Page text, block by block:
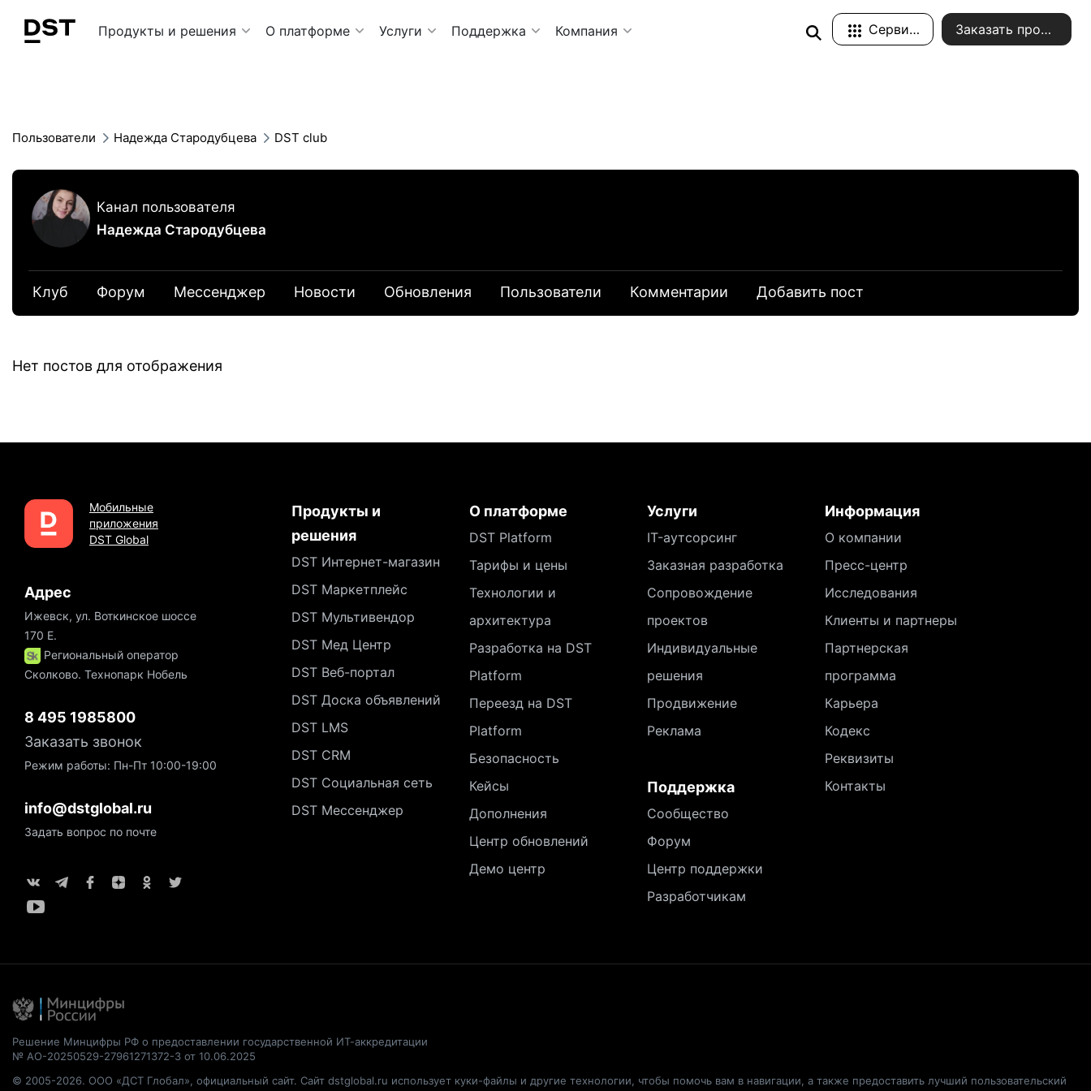
Navigation Menu
Продукты и решения О платформе Услуги Поддержка Компания Сервисы Заказать проект
Пользователи Надежда Стародубцева DST club
Канал пользователя
Надежда Стародубцева
Клуб Форум Мессенджер Новости Обновления Пользователи Комментарии Добавить пост
Нет постов для отображения
Мобильные
приложения
DST Global
Адрес
Ижевск, ул. Воткинское шоссе
170 Е.
Региональный оператор
Сколково. Технопарк Нобель
8 495 1985800
Заказать звонок
Режим работы: Пн-Пт 10:00-19:00
info@dstglobal.ru
Задать вопрос по почте
Продукты и
решения
DST Интернет-магазин
DST Маркетплейс
DST Мультивендор
DST Мед Центр
DST Веб-портал
DST Доска объявлений
DST LMS
DST CRM
DST Социальная сеть
DST Мессенджер
О платформе
DST Platform
Тарифы и цены
Технологии и
архитектура
Разработка на DST
Platform
Переезд на DST
Platform
Безопасность
Кейсы
Дополнения
Центр обновлений
Демо центр
Услуги
IT-аутсорсинг
Заказная разработка
Сопровождение
проектов
Индивидуальные
решения
Продвижение
Реклама
Поддержка
Сообщество
Форум
Центр поддержки
Разработчикам
Информация
О компании
Пресс-центр
Исследования
Клиенты и партнеры
Партнерская
программа
Карьера
Кодекс
Реквизиты
Контакты
Решение Минцифры РФ о предоставлении государственной ИТ-аккредитации
№ АО-20250529-27961271372-3 от 10.06.2025
© 2005-2026. ООО «ДСТ Глобал», официальный сайт. Сайт dstglobal.ru использует куки-файлы и другие технологии, чтобы помочь вам в навигации, а также предоставить лучший пользовательский